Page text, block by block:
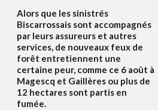
Alors que les sinistrés
Biscarrossais sont accompagnés
par leurs assureurs et autres
services, de nouveaux feux de
forêt entretiennent une
certaine peur, comme ce 6 août à
Magescq et Gaillères ou plus de
12 hectares sont partis en
fumée.